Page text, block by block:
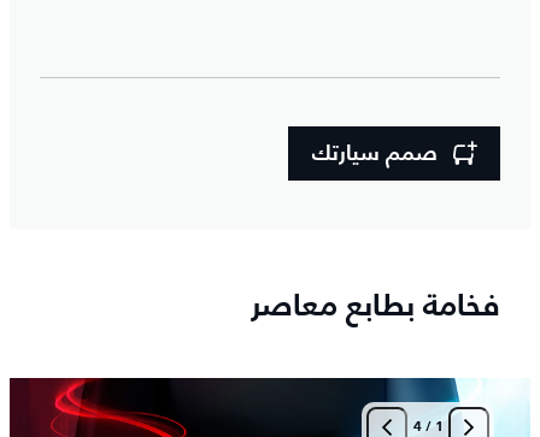
صمم سيارتك
فخامة بطابع معاصر
1
/
4